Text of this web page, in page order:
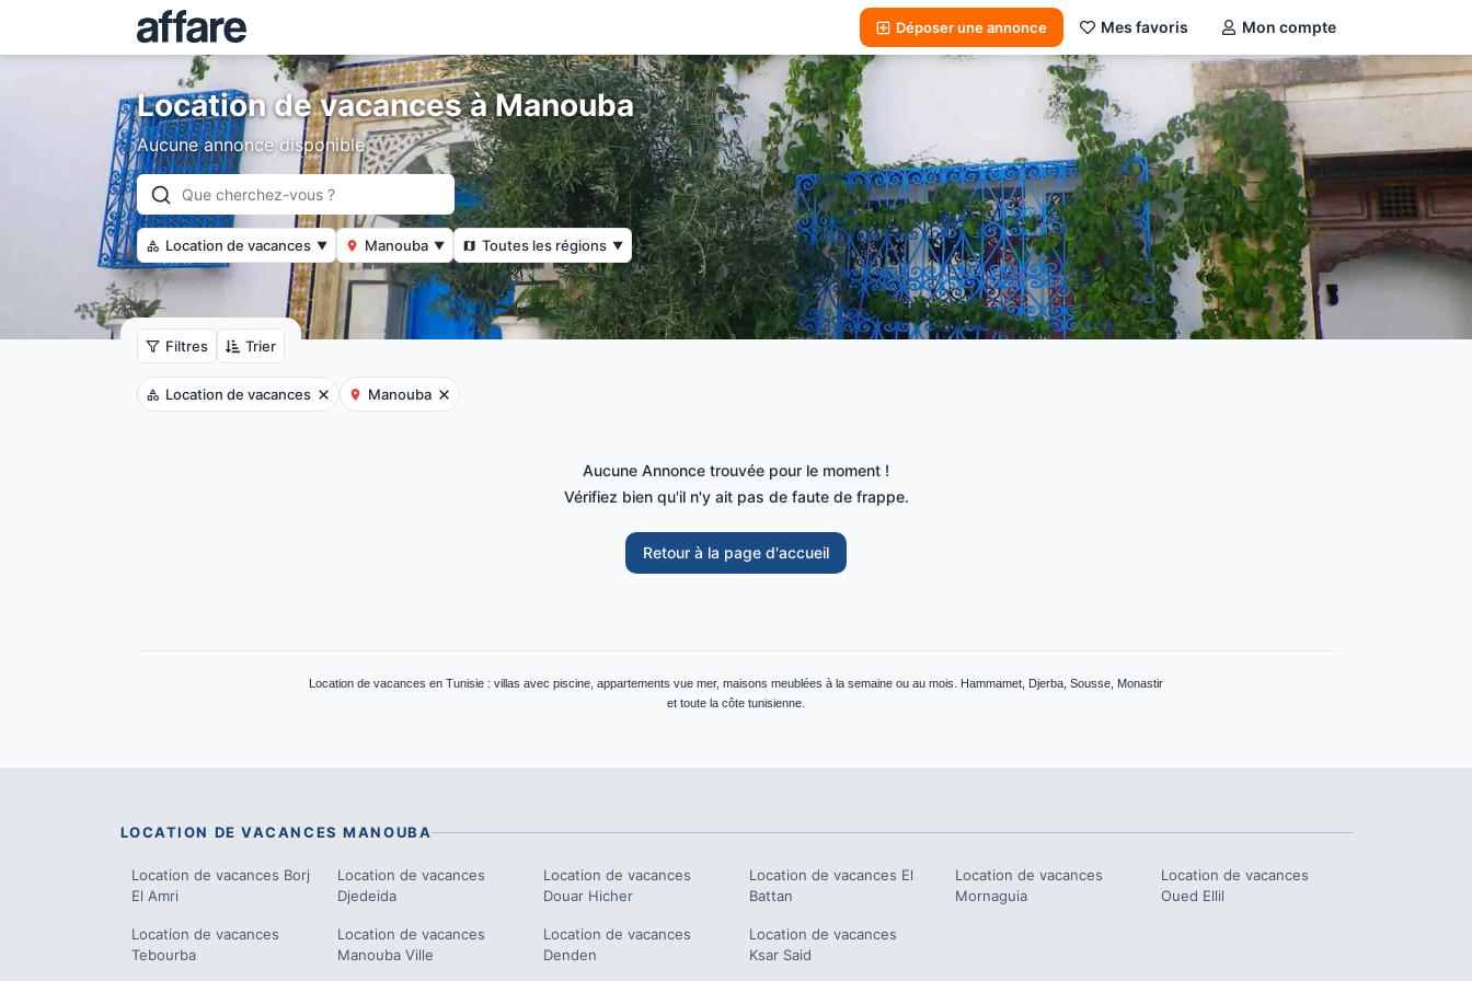
Déposer une annonce Mes favoris Mon compte
Location de vacances à Manouba
Aucune annonce disponible
Location de vacances ▼ Manouba ▼ Toutes les régions ▼
Filtres Trier
Location de vacances Manouba
Aucune Annonce trouvée pour le moment !
Vérifiez bien qu'il n'y ait pas de faute de frappe.
Retour à la page d'accueil
Location de vacances en Tunisie : villas avec piscine, appartements vue mer, maisons meublées à la semaine ou au mois. Hammamet, Djerba, Sousse, Monastir
et toute la côte tunisienne.
LOCATION DE VACANCES MANOUBA
Location de vacances Borj
El Amri
Location de vacances
Djedeida
Location de vacances
Douar Hicher
Location de vacances El
Battan
Location de vacances
Mornaguia
Location de vacances
Oued Ellil
Location de vacances
Tebourba
Location de vacances
Manouba Ville
Location de vacances
Denden
Location de vacances
Ksar Said